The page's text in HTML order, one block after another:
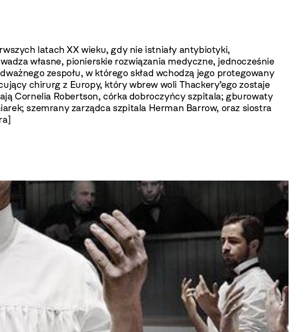
latach XX wieku, gdy nie istniały antybiotyki,
własne, pionierskie rozwiązania medyczne, jednocześnie
zespołu, w którego skład wchodzą jego protegowany
chirurg z Europy, który wbrew woli Thackery’ego zostaje
Cornelia Robertson, córka dobroczyńcy szpitala; gburowaty
szemrany zarządca szpitala Herman Barrow, oraz siostra